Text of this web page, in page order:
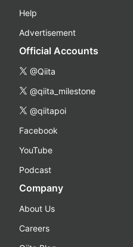
Help
Advertisement
Official Accounts
@Qiita
@qiita_milestone
@qiitapoi
Facebook
YouTube
Podcast
Company
About Us
Careers